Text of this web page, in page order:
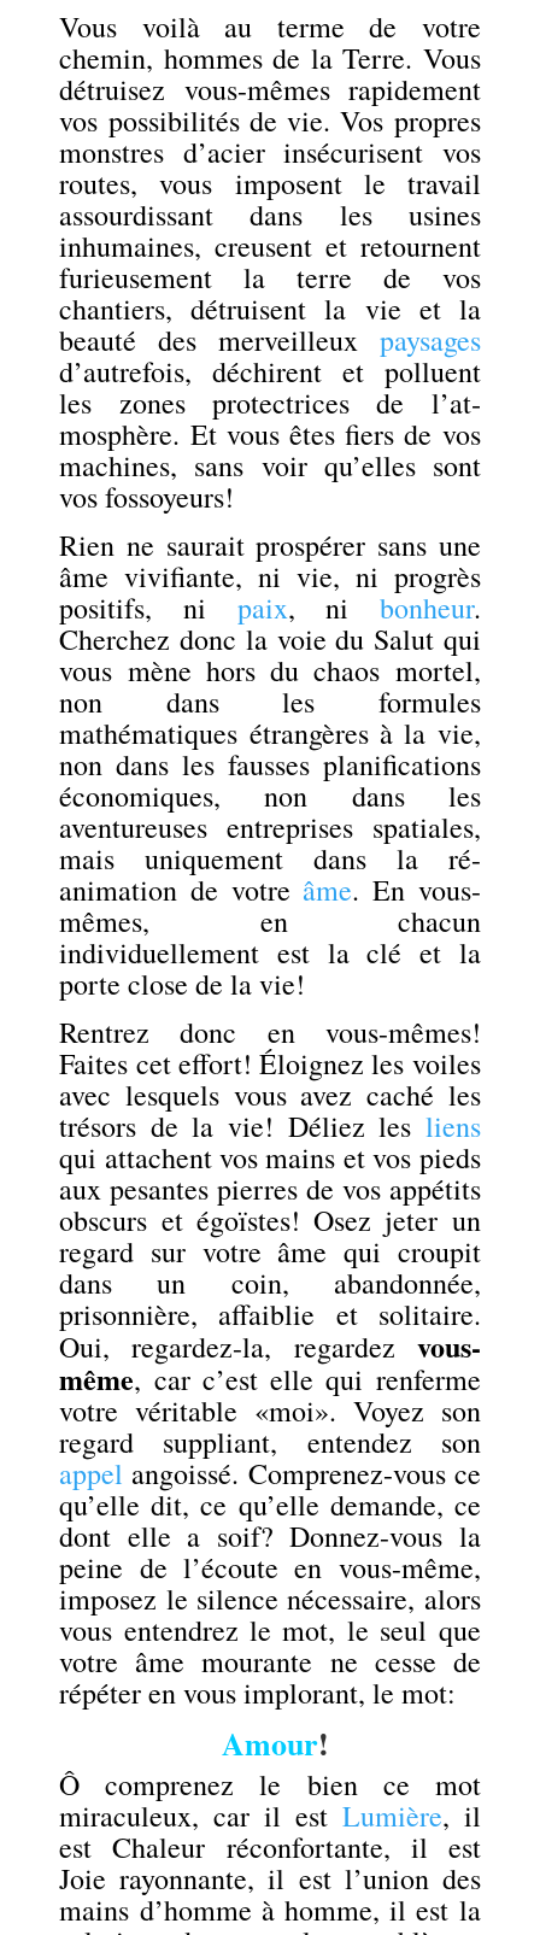
Vous voilà au terme de votre
chemin, hommes de la Terre. Vous
détruisez vous-mêmes rapidement
vos possibilités de vie. Vos propres
monstres d’acier insécurisent vos
routes, vous im­posent le travail
assourdissant dans les usines
inhumaines, creusent et retournent
furieusement la terre de vos
chantiers, détruisent la vie et la
beauté des merveilleux paysages
d’au­trefois, déchirent et polluent
les zones protectrices de l’at­
mosphère. Et vous êtes fiers de vos
machines, sans voir qu’elles sont
vos fossoyeurs!
Rien ne saurait prospérer sans une
âme vivifiante, ni vie, ni progrès
positifs, ni paix, ni bonheur.
Cherchez donc la voie du Salut qui
vous mène hors du chaos mortel,
non dans les formules
mathématiques étrangères à la vie,
non dans les fausses planifications
économiques, non dans les
aventureuses entreprises spatiales,
mais uniquement dans la ré-
animation de votre âme. En vous-
mêmes, en chacun
individuellement est la clé et la
porte close de la vie!
Rentrez donc en vous-mêmes!
Faites cet effort!Éloignez les voiles
avec lesquels vous avez caché les
trésors de la vie! Déliez les liens
qui attachent vos mains et vos pieds
aux pesantes pierres de vos appétits
obscurs et égoïstes! Osez jeter un
regard sur votre âme qui croupit
dans un coin, abandonnée,
prisonnière, affaiblie et solitaire.
Oui, regardez-la, regardez vous-
même, car c’est elle qui renferme
votre véritable «moi». Voyez son
regard suppliant, entendez son
appel angoissé. Comprenez-vous ce
qu’elle dit, ce qu’elle demande, ce
dont elle a soif? Donnez-vous la
peine de l’écoute en vous-même,
imposez le silence nécessaire, alors
vous entendrez le mot, le seul que
votre âme mourante ne cesse de
répéter en vous implorant, le mot:
Amour!
Ô comprenez le bien ce mot
miraculeux, car il est Lumière, il
est Chaleur réconfortante, il est
Joie rayonnante, il est l’union des
mains d’homme à homme, il est la